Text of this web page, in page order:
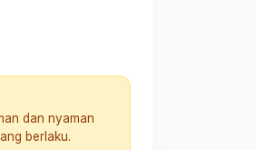
dan nyaman
berlaku.